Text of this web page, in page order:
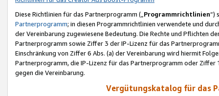
Diese Richtlinien für das Partnerprogramm („Programmrichtlinien“)
Partnerprogramm; in diesen Programmrichtlinien verwendete und
der Vereinbarung zugewiesene Bedeutung. Die Rechte und Pflichten
Partnerprogramm sowie Ziffer 3 der IP-Lizenz für das
Einschränkung von Ziffer 6 Abs. (a) der Vereinbarung wird hiermit
Partnerprogramm, die IP-Lizenz für das Partnerprogramm oder
gegen die Vereinbarung.
Vergütungskatalog für das